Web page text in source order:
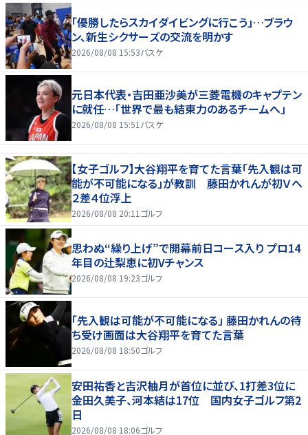
「優勝したらスカイダイビングに行こう」…ブラウ
ン、新生シクサーズの交流を明かす
2026/08/08 15:53バスケ
元日本代表・吉田亜沙美が三菱電機のキャプテン
に就任…「世界で最も結束力のあるチームへ」
2026/08/08 15:51 バスケ
【女子ゴルフ】大谷翔平を育てた言葉「先入観は可
能が不可能になる」が教訓 藤田かれんが初Ｖへ
２差４位浮上
2026/08/08 20:11 ゴルフ
思わぬ“繰り上げ”で開幕前日コース入り プロ14
年目の辻梨恵に初Vチャンス
2026/08/08 19:23ゴルフ
「先入観は可能が不可能になる」 藤田かれんの待
ち受け画面は大谷翔平を育てた言葉
2026/08/08 18:50ゴルフ
安田祐香と吉沢柚月が首位に並び、1打差3位に
金田久美子、河本結は17位 国内女子ゴルフ第2
日
2026/08/08 18:06ゴルフ